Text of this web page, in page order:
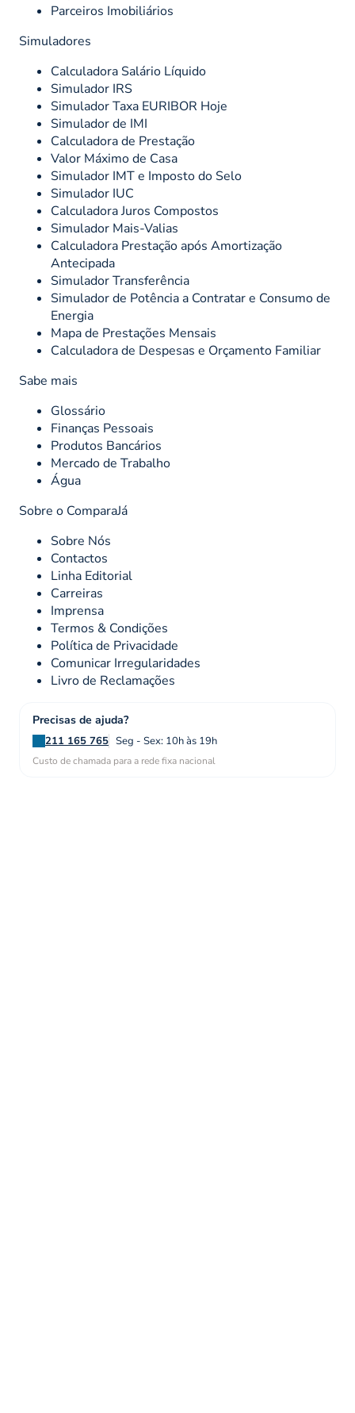
Parceiros Imobiliários
Simuladores
Calculadora Salário Líquido
Simulador IRS
Simulador Taxa EURIBOR Hoje
Simulador de IMI
Calculadora de Prestação
Valor Máximo de Casa
Simulador IMT e Imposto do Selo
Simulador IUC
Calculadora Juros Compostos
Simulador Mais-Valias
Calculadora Prestação após Amortização
Antecipada
Simulador Transferência
Simulador de Potência a Contratar e Consumo de
Energia
Mapa de Prestações Mensais
Calculadora de Despesas e Orçamento Familiar
Sabe mais
Glossário
Finanças Pessoais
Produtos Bancários
Mercado de Trabalho
Água
Sobre o ComparaJá
Sobre Nós
Contactos
Linha Editorial
Carreiras
Imprensa
Termos & Condições
Política de Privacidade
Comunicar Irregularidades
Livro de Reclamações
Precisas de ajuda?
211 165 765 Seg - Sex: 10h às 19h
Custo de chamada para a rede fixa nacional